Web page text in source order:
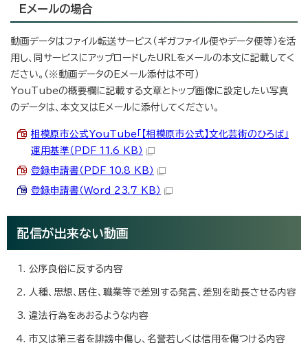
Eメールの場合
動画データはファイル転送サービス（ギガファイル便やデータ便等）を活
用し、同サービスにアップロードしたURLをメールの本文に記載してく
ださい。（※動画データのEメール添付は不可）
YouTubeの概要欄に記載する文章とトップ画像に設定したい写真
のデータは、本文又はEメールに添付してください。
相模原市公式YouTube「【相模原市公式】文化芸術のひろば」
運用基準（PDF 11.6 KB）
登録申請書（PDF 10.8 KB）
登録申請書（Word 23.7 KB）
配信が出来ない動画
公序良俗に反する内容
人種、思想、居住、職業等で差別する発言、差別を助長させる内容
違法行為をあおるような内容
市又は第三者を誹謗中傷し、名誉若しくは信用を傷つける内容